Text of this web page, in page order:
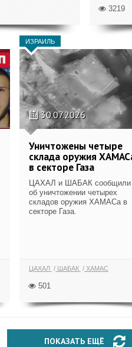
3219
ИЗРАИЛЬ
30.07.2026
Уничтожены четыре
склада оружия
в секторе Газа
ЦАХАЛ и ШАБАК сообщили
об уничтожении четырех
складов оружия ХАМАСа в
секторе Газа.
ЦАХАЛ ШАБАК ХАМАС
501
ПОКАЗАТЬ ЕЩЁ